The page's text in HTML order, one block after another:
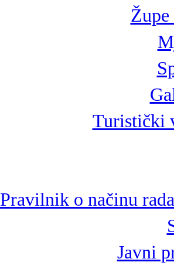
Turistički
Pravilnik o načinu
Javni